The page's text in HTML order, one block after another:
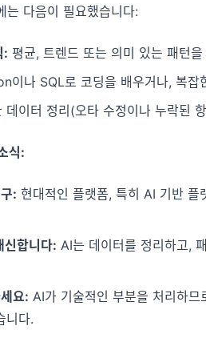
는 다음이 필요했습니다:
: 평균, 트렌드 또는 의미 있는 패턴
이나 SQL로 코딩을 배우거나, 복잡
데이터 정리(오타 수정이나 누락된
식:
: 현대적인 플랫폼, 특히 AI 기반 플
신합니다: AI는 데이터를 정리하고,
요: AI가 기술적인 부분을 처리하
니다.